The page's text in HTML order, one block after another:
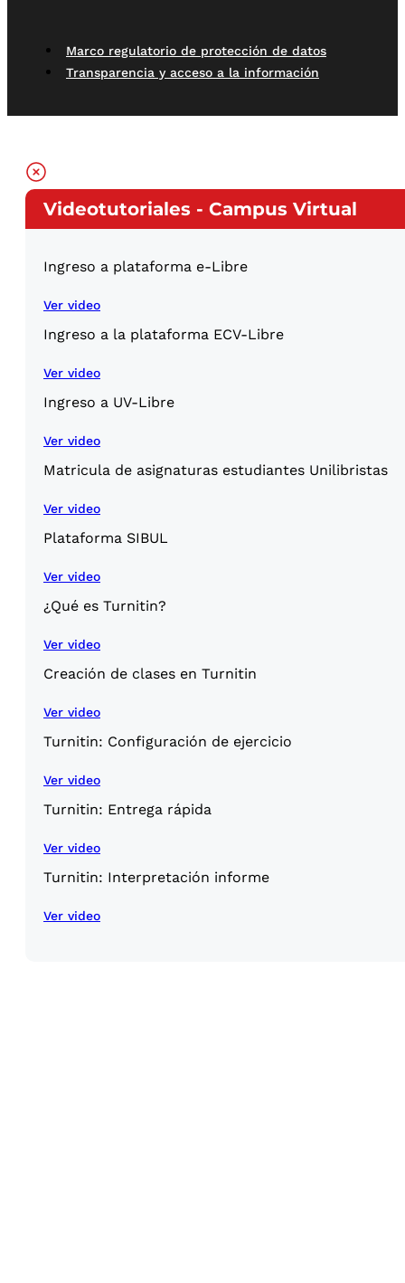
Marco regulatorio de protección de datos
Transparencia y acceso a la información
Videotutoriales - Campus Virtual
Ingreso a plataforma e-Libre
Ver video
Ingreso a la plataforma ECV-Libre
Ver video
Ingreso a UV-Libre
Ver video
Matricula de asignaturas estudiantes Unilibristas
Ver video
Plataforma SIBUL
Ver video
¿Qué es Turnitin?
Ver video
Creación de clases en Turnitin
Ver video
Turnitin: Configuración de ejercicio
Ver video
Turnitin: Entrega rápida
Ver video
Turnitin: Interpretación informe
Ver video